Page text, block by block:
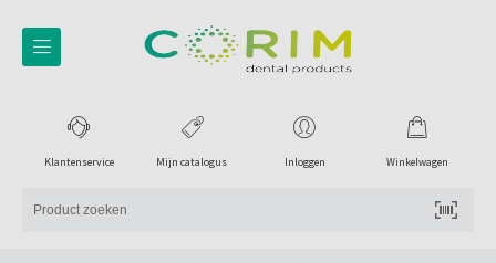
Winkelwagen
Inloggen
Mijn catalogus
Klantenservice